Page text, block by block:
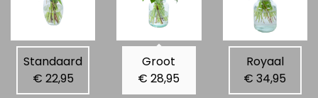
Standaard
€ 22,95
Groot
€ 28,95
Royaal
€ 34,95